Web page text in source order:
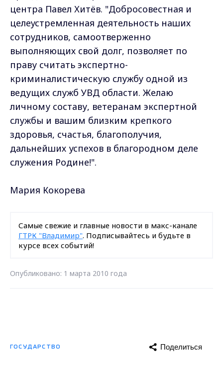
центра Павел Хитёв. "Добросовестная и
целеустремленная деятельность наших
сотрудников, самоотверженно
выполняющих свой долг, позволяет по
праву считать экспертно-
криминалистическую службу одной из
ведущих служб УВД области. Желаю
личному составу, ветеранам экспертной
службы и вашим близким крепкого
здоровья, счастья, благополучия,
дальнейших успехов в благородном деле
служения Родине!".
Мария Кокорева
Самые свежие и главные новости в макс-канале
ГТРК "Владимир". Подписывайтесь и будьте в
курсе всех событий!
Опубликовано: 1 марта 2010 года
ГОСУДАРСТВО Поделиться